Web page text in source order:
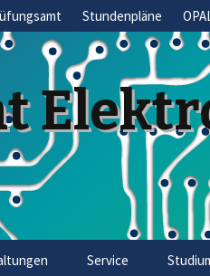
Stundenpläne
Service